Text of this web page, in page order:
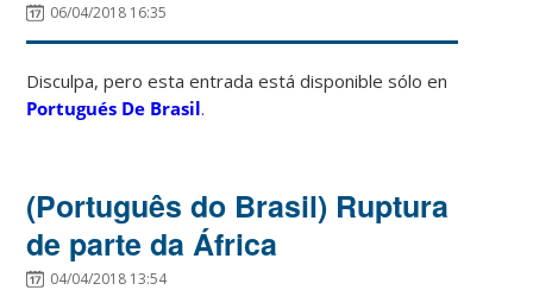
06/04/2018 16:35
Disculpa, pero esta entrada está disponible sólo en
Portugués De Brasil.
(Português do Brasil) Ruptura
de parte da África
04/04/2018 13:54